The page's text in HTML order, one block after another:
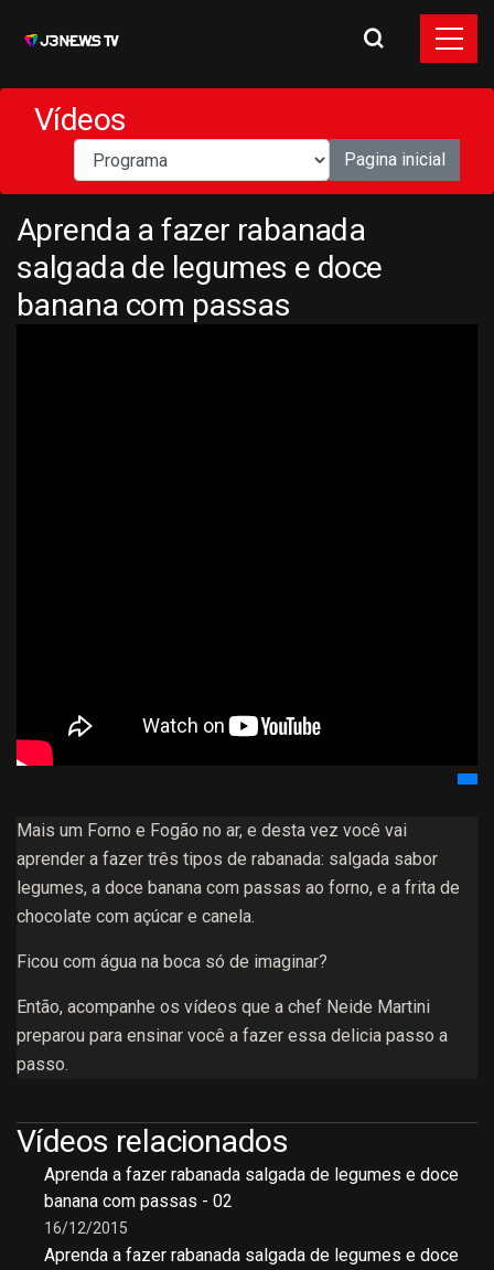
Vídeos
Pagina inicial
Aprenda a fazer rabanada
salgada de legumes e doce
banana com passas
Mais um Forno e Fogão no ar, e desta vez você vai
aprender a fazer três tipos de rabanada: salgada sabor
legumes, a doce banana com passas ao forno, e a frita de
chocolate com açúcar e canela.
Ficou com água na boca só de imaginar?
Então, acompanhe os vídeos que a chef Neide Martini
preparou para ensinar você a fazer essa delicia passo a
passo.
Vídeos relacionados
Aprenda a fazer rabanada salgada de legumes e doce
banana com passas - 02
16/12/2015
Aprenda a fazer rabanada salgada de legumes e doce